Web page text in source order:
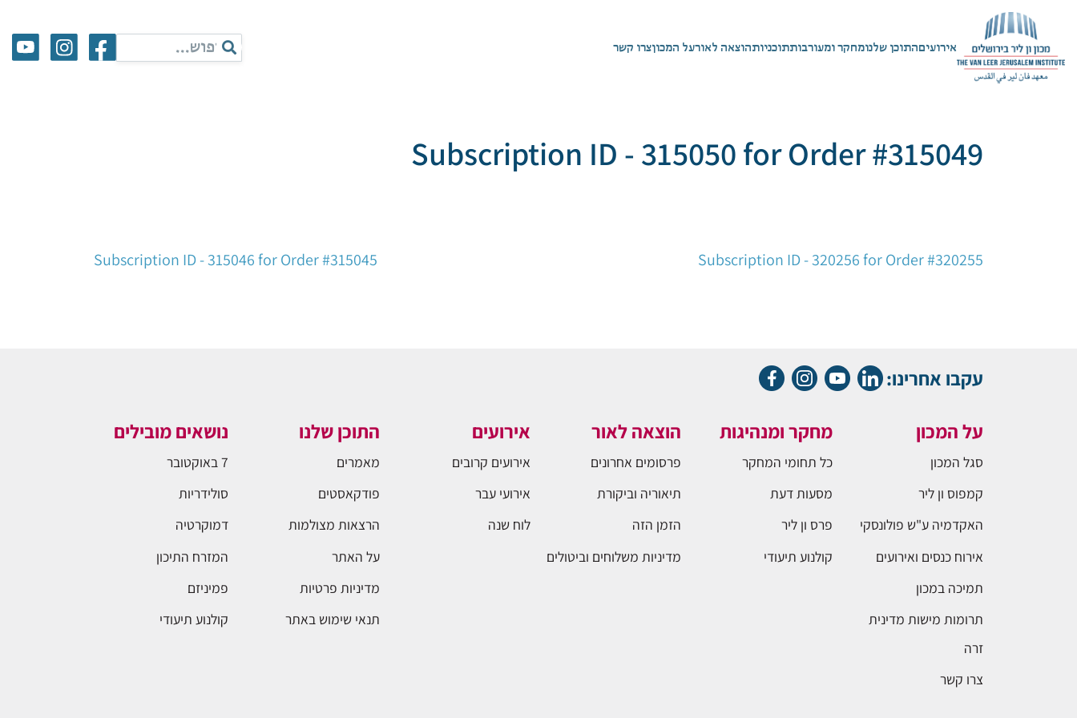
אירועיםהתוכן שלנומחקר ומעורבותתוכניותהוצאה לאורעל המכוןצרו קשר
Subscription ID - 315050 for Order #315049
ניווט Subscription ID - 315046 for Order #315045 Subscription ID - 320256 for Order #320255
עקבו אחרינו:
על המכון
סגל המכון
קמפוס ון ליר
האקדמיה ע"ש פולונסקי
אירוח כנסים ואירועים
תמיכה במכון
תרומות מישות מדינית
זרה
צרו קשר
מחקר ומנהיגות
כל תחומי המחקר
מסעות דעת
פרס ון ליר
קולנוע תיעודי
הוצאה לאור
פרסומים אחרונים
תיאוריה וביקורת
הזמן הזה
מדיניות משלוחים וביטולים
אירועים
אירועים קרובים
אירועי עבר
לוח שנה
התוכן שלנו
מאמרים
פודקאסטים
הרצאות מצולמות
על האתר
מדיניות פרטיות
תנאי שימוש באתר
נושאים מובילים
7 באוקטובר
סולידריות
דמוקרטיה
המזרח התיכון
פמיניזם
קולנוע תיעודי